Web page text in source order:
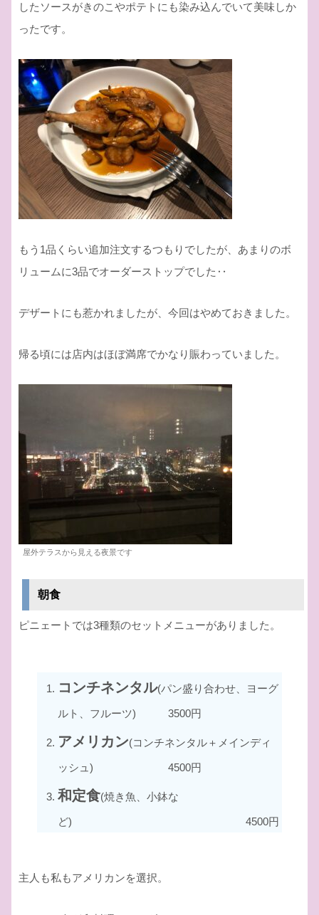
したソースがきのこやポテトにも染み込んでいて美味しか
ったです。
もう1品くらい追加注文するつもりでしたが、あまりのボ
リュームに3品でオーダーストップでした‥
デザートにも惹かれましたが、今回はやめておきました。
帰る頃には店内はほぼ満席でかなり賑わっていました。
屋外テラスから見える夜景です
朝食
ピニェートでは3種類のセットメニューがありました。
コンチネンタル(パン盛り合わせ、ヨーグ
ルト、フルーツ) 3500円
アメリカン(コンチネンタル＋メインディ
ッシュ) 4500円
和定食(焼き魚、小鉢な
ど) 4500円
主人も私もアメリカンを選択。